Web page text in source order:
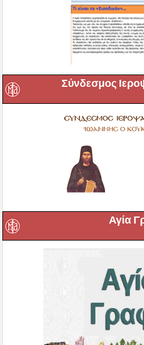
Σύνδεσμος
Αγία